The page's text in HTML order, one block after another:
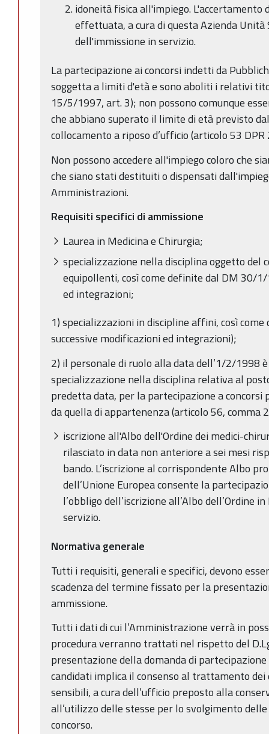
idoneità fisica all'impiego.
effettuata, a cura di questa Azienda
dell'immissione in servizio.
La partecipazione ai concorsi indetti da
soggetta a limiti d'età e sono aboliti i relativi
15/5/1997, art. 3); non possono comunque
che abbiano superato il limite di età previsto
collocamento a riposo d’ufficio (articolo 53
Non possono accedere all'impiego coloro che
che siano stati destituiti o dispensati
Amministrazioni.
Requisiti specifici di ammissione
Laurea in Medicina e Chirurgia;
specializzazione nella disciplina oggetto del
equipollenti, così come definite dal DM 30/
ed integrazioni;
1) specializzazioni in discipline affini, così
successive modificazioni ed integrazioni);
2) il personale di ruolo alla data dell’1/2/1998
specializzazione nella disciplina relativa al
predetta data, per la partecipazione a concorsi
da quella di appartenenza (articolo 56, comma
iscrizione all'Albo dell'Ordine dei medici-
rilasciato in data non anteriore a sei mesi
bando. L’iscrizione al corrispondente Albo
dell’Unione Europea consente la
l’obbligo dell’iscrizione all’Albo dell’Ordine
servizio.
Normativa generale
Tutti i requisiti, generali e specifici, devono
scadenza del termine fissato per la
ammissione.
Tutti i dati di cui l’Amministrazione verrà in
procedura verranno trattati nel rispetto del
presentazione della domanda di
candidati implica il consenso al trattamento
sensibili, a cura dell’ufficio preposto alla
all’utilizzo delle stesse per lo svolgimento
concorso.